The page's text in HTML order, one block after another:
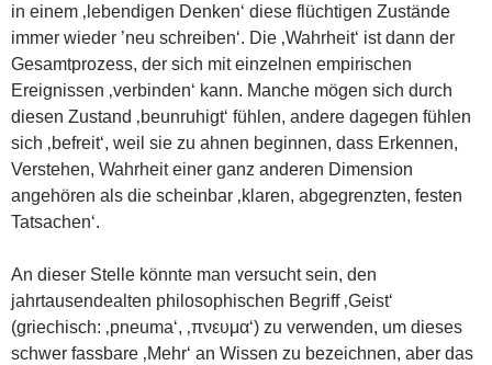
in einem ‚lebendigen Denken‘ diese flüchtigen Zustände
immer wieder ’neu schreiben‘. Die ‚Wahrheit‘ ist dann der
Gesamtprozess, der sich mit einzelnen empirischen
Ereignissen ‚verbinden‘ kann. Manche mögen sich durch
diesen Zustand ‚beunruhigt‘ fühlen, andere dagegen fühlen
sich ‚befreit‘, weil sie zu ahnen beginnen, dass Erkennen,
Verstehen, Wahrheit einer ganz anderen Dimension
angehören als die scheinbar ‚klaren, abgegrenzten, festen
Tatsachen‘.
An dieser Stelle könnte man versucht sein, den
jahrtausendealten philosophischen Begriff ‚Geist‘
(griechisch: ‚pneuma‘, ‚πνευμα‘) zu verwenden, um dieses
schwer fassbare ‚Mehr‘ an Wissen zu bezeichnen, aber das